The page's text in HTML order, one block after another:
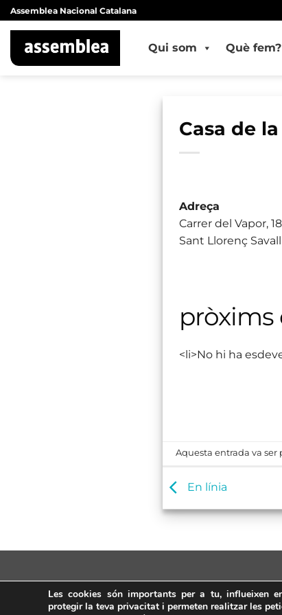
Skip
to
content
Assemblea Nacional Catalana
Qui som Què fem?
Casa de
Adreça
Carrer del Vapor, 18
Sant Llorenç Savall
<li>No hi ha
Aquesta entrada va
En línia
Les cookies són importants per a tu, influeixen
protegir la teva privacitat i permeten realitzar les